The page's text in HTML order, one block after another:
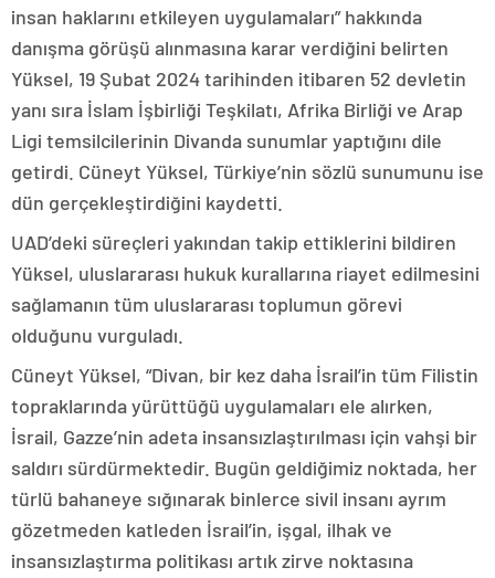
insan haklarını etkileyen uygulamaları” hakkında
danışma görüşü alınmasına karar verdiğini belirten
Yüksel, 19 Şubat 2024 tarihinden itibaren 52 devletin
yanı sıra İslam İşbirliği Teşkilatı, Afrika Birliği ve Arap
Ligi temsilcilerinin Divanda sunumlar yaptığını dile
getirdi. Cüneyt Yüksel, Türkiye’nin sözlü sunumunu ise
dün gerçekleştirdiğini kaydetti.
UAD’deki süreçleri yakından takip ettiklerini bildiren
Yüksel, uluslararası hukuk kurallarına riayet edilmesini
sağlamanın tüm uluslararası toplumun görevi
olduğunu vurguladı.
Cüneyt Yüksel, “Divan, bir kez daha İsrail’in tüm Filistin
topraklarında yürüttüğü uygulamaları ele alırken,
İsrail, Gazze’nin adeta insansızlaştırılması için vahşi bir
saldırı sürdürmektedir. Bugün geldiğimiz noktada, her
türlü bahaneye sığınarak binlerce sivil insanı ayrım
gözetmeden katleden İsrail’in, işgal, ilhak ve
insansızlaştırma politikası artık zirve noktasına